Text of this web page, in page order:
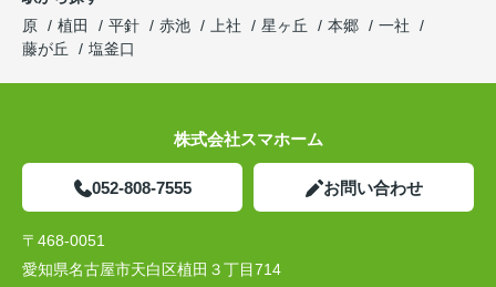
原
植田 平針 赤池 上社 星ヶ丘 本郷
一社
藤が丘
塩釜口
株式会社スマホーム
052-808-7555 お問い合わせ
〒468-0051
愛知県名古屋市天白区植田３丁目714